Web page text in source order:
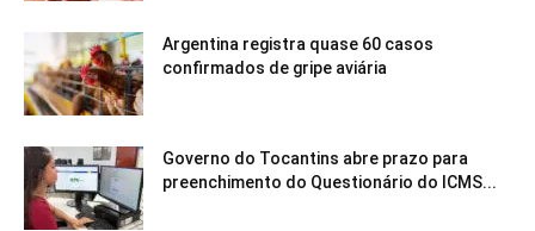
Argentina registra quase 60 casos
confirmados de gripe aviária
Governo do Tocantins abre prazo para
preenchimento do Questionário do ICMS...